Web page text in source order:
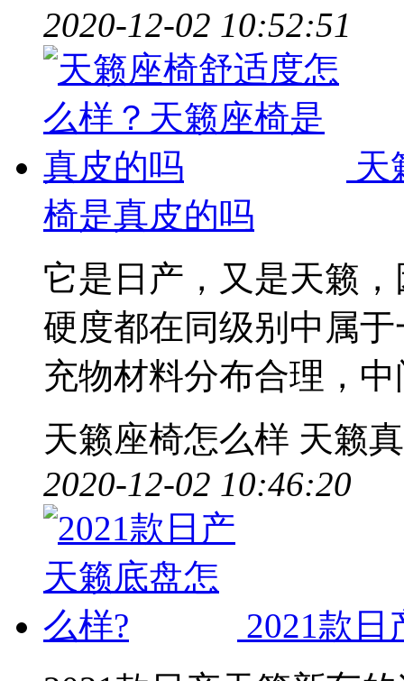
2020-12-02 10:52:51
天
椅是真皮的吗
它是日产，又是天籁
硬度都在同级别中属
充物材料分布合理，
天籁座椅怎么样 天籁
2020-12-02 10:46:20
2021款日